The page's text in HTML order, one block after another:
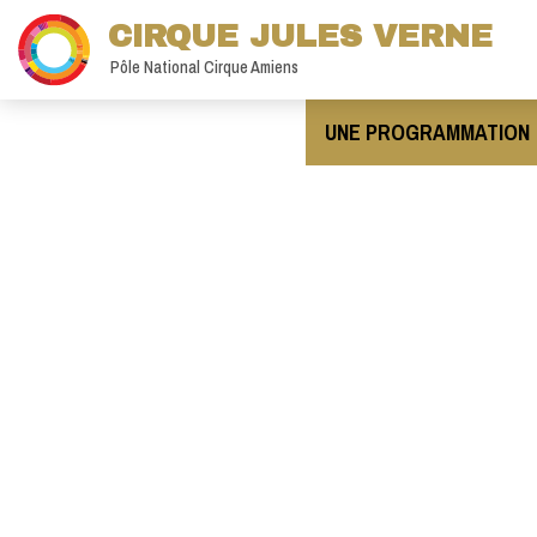
CIRQUE JULES VERNE
Pôle National Cirque Amiens
UNE PROGRAMMATION